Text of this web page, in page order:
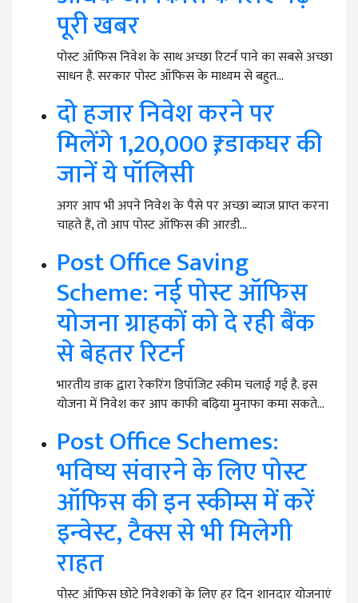
पूरी खबर
पोस्ट ऑफिस निवेश के साथ अच्छा रिटर्न पाने का सबसे अच्छा
साधन है. सरकार पोस्ट ऑफिस के माध्यम से बहुत…
दो हजार निवेश करने पर
मिलेंगे 1,20,000 ₹, डाकघर की
जानें ये पॉलिसी
अगर आप भी अपने निवेश के पैसे पर अच्छा ब्याज प्राप्त करना
चाहते हैं, तो आप पोस्ट ऑफिस की आरडी…
Post Office Saving
Scheme: नई पोस्ट ऑफिस
योजना ग्राहकों को दे रही बैंक
से बेहतर रिटर्न
भारतीय डाक द्वारा रेकरिंग डिपॉजिट स्कीम चलाई गई है. इस
योजना में निवेश कर आप काफी बढ़िया मुनाफा कमा सकते…
Post Office Schemes:
भविष्य संवारने के लिए पोस्ट
ऑफिस की इन स्कीम्स में करें
इन्वेस्ट, टैक्स से भी मिलेगी
राहत
पोस्ट ऑफिस छोटे निवेशकों के लिए हर दिन शानदार योजनाएं